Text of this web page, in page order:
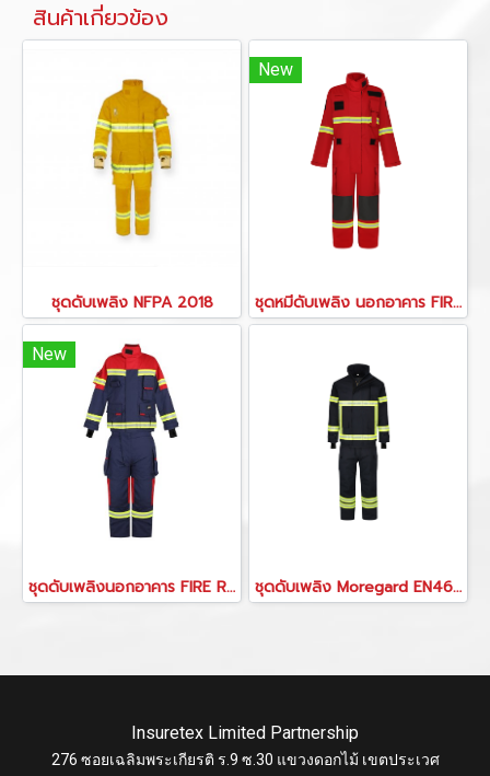
สินค้าเกี่ยวข้อง
ชุดดับเพลิง NFPA 2018
New
ชุดหมีดับเพลิง นอกอาคาร FIRE R-SA
New
ชุดดับเพลิงนอกอาคาร FIRE R-SA ชุดดับเพลิง Moregard EN469:2020
Insuretex Limited Partnership
276 ซอยเฉลิมพระเกียรติ ร.9 ซ.30 แขวงดอกไม้ เขตประเวศ